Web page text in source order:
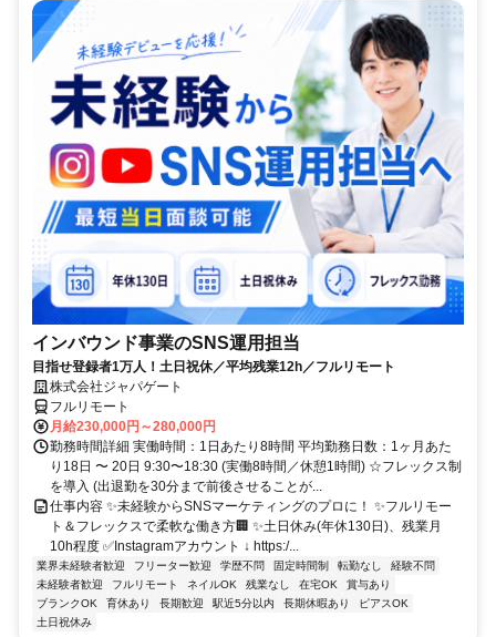
インバウンド事業のSNS運用担当
目指せ登録者1万人！土日祝休／平均残業12h／フルリモート
株式会社ジャパゲート
フルリモート
月給230,000円～280,000円
勤務時間詳細 実働時間：1日あたり8時間 平均勤務日数：1ヶ月あた
り18日 〜 20日 9:30〜18:30 (実働8時間／休憩1時間) ☆フレックス制
を導入 (出退勤を30分まで前後させることが...
仕事内容 ✨未経験からSNSマーケティングのプロに！ ✨フルリモー
ト＆フレックスで柔軟な働き方🏢 ✨土日休み(年休130日)、残業月
10h程度 ✅Instagramアカウント ↓ https:/...
業界未経験者歓迎 フリーター歓迎 学歴不問 固定時間制 転勤なし
経験不問
未経験者歓迎
フルリモート ネイルOK 残業なし 在宅OK
賞与あり
ブランクOK
育休あり 長期歓迎 駅近5分以内 長期休暇あり
ピアスOK
土日祝休み